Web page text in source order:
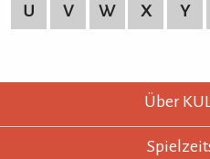
U V W X Y
KULTURpur -
KULTURpur FooterÜber